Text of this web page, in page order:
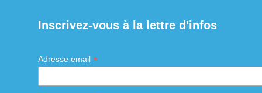
Inscrivez-vous à la lettre d'infos
Adresse email *